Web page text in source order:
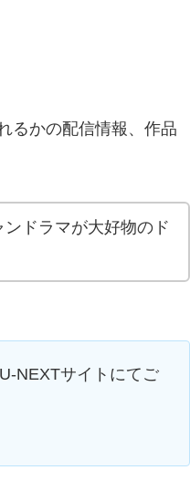
るかの配信情報、作品
ドラマが大好物のド
NEXTサイトにてご